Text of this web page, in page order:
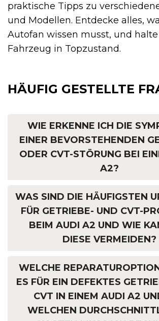
praktische Tipps zu
und Modellen. Entdecke alles,
Autofan wissen musst, und
Fahrzeug in Topzustand.
HÄUFIG GESTELLTE
WIE ERKENNE ICH DIE
EINER BEVORSTEHENDEN
ODER CVT-STÖRUNG BEI
A2?
WAS SIND DIE HÄUFIGSTEN
FÜR GETRIEBE- UND CVT-
BEIM AUDI A2 UND WIE
DIESE VERMEIDEN?
WELCHE
ES FÜR EIN DEFEKTES
CVT IN EINEM AUDI A2
WELCHEN